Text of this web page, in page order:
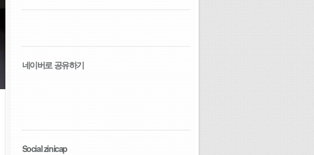
네이버로 공유하기
Social zinicap